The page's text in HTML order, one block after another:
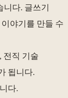
니다. 글쓰기
야기를 만들 수
전직 기술
됩니다.
다.